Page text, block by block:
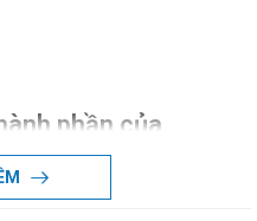
phần của
chế enzym chuyển đổi